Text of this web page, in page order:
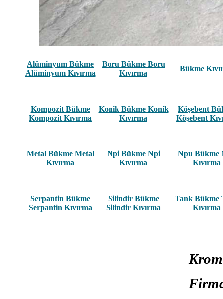
Alüminyum Bükme
Alüminyum Kıvırma
Boru Bükme Boru
Kıvırma
Bükme
Kompozit Bükme
Kompozit Kıvırma
Konik Bükme Konik
Kıvırma
Köşebent
Köşebent
Metal Bükme Metal
Kıvırma
Npi Bükme Npi
Kıvırma
Npu Bükme
Kıvırma
Serpantin Bükme
Serpantin Kıvırma
Silindir Bükme
Silindir Kıvırma
Tank Bükme
Kıvırma
Krom